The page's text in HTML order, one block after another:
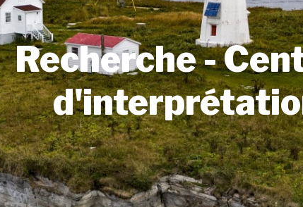
Recherche -